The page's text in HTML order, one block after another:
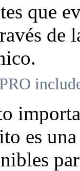
que
de
es